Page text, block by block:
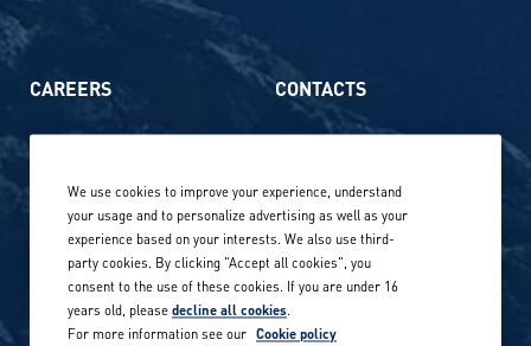
CAREERS
Our locations globally
Career stories
Careers in sports
CONTACTS
Privacy Policy
Site terms
We use cookies to improve your experience, understand
your usage and to personalize advertising as well as your
experience based on your interests. We also use third-
party cookies. By clicking "Accept all cookies", you
consent to the use of these cookies. If you are under 16
years old, pleasedecline all cookies.
For more information see our Cookie policy